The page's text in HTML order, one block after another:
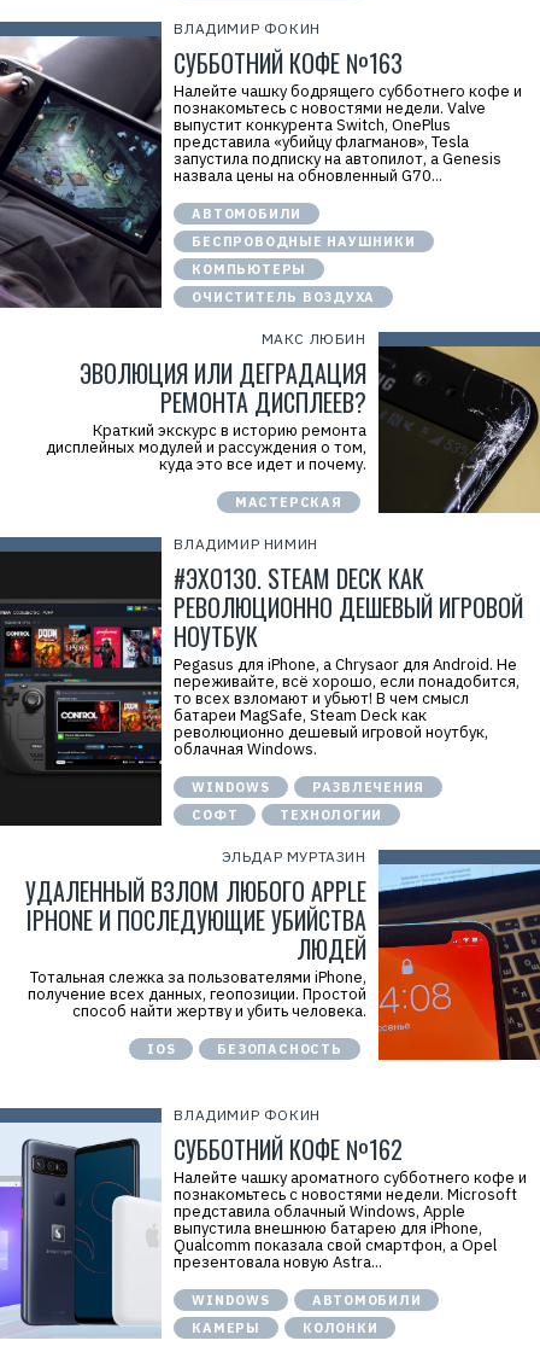
ВЛАДИМИР ФОКИН
СУББОТНИЙ КОФЕ №163
Налейте чашку бодрящего субботнего кофе и
познакомьтесь с новостями недели. Valve
выпустит конкурента Switch, OnePlus
представила «убийцу флагманов», Tesla
запустила подписку на автопилот, а Genesis
назвала цены на обновленный G70...
АВТОМОБИЛИ
БЕСПРОВОДНЫЕ НАУШНИКИ
КОМПЬЮТЕРЫ
ОЧИСТИТЕЛЬ ВОЗДУХА
МАКС ЛЮБИН
ЭВОЛЮЦИЯ ИЛИ ДЕГРАДАЦИЯ
РЕМОНТА ДИСПЛЕЕВ?
Краткий экскурс в историю ремонта
дисплейных модулей и рассуждения о том,
куда это все идет и почему.
МАСТЕРСКАЯ
ВЛАДИМИР НИМИН
#ЭХО130. STEAM DECK КАК
РЕВОЛЮЦИОННО ДЕШЕВЫЙ ИГРОВОЙ
НОУТБУК
Pegasus для iPhone, а Chrysaor для Android. Не
переживайте, всё хорошо, если понадобится,
то всех взломают и убьют! В чем смысл
батареи MagSafe, Steam Deck как
революционно дешевый игровой ноутбук,
облачная Windows.
WINDOWS
РАЗВЛЕЧЕНИЯ
СОФТ
ТЕХНОЛОГИИ
ЭЛЬДАР МУРТАЗИН
УДАЛЕННЫЙ ВЗЛОМ ЛЮБОГО APPLE
IPHONE И ПОСЛЕДУЮЩИЕ УБИЙСТВА
ЛЮДЕЙ
Тотальная слежка за пользователями iPhone,
получение всех данных, геопозиции. Простой
способ найти жертву и убить человека.
IOS БЕЗОПАСНОСТЬ
ВЛАДИМИР ФОКИН
СУББОТНИЙ КОФЕ №162
Налейте чашку ароматного субботнего кофе и
познакомьтесь с новостями недели. Microsoft
представила облачный Windows, Apple
выпустила внешнюю батарею для iPhone,
Qualcomm показала свой смартфон, а Opel
презентовала новую Astra...
WINDOWS
АВТОМОБИЛИ
КАМЕРЫ
КОЛОНКИ